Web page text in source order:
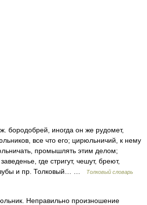
бородобрей, иногда он же рудомет,
все что его; цирюльничий, к нему
промышлять этим делом;
где стригут, чешут, бреют,
зубы и пр. Толковый… …
Толковый словарь
Неправильно произношение